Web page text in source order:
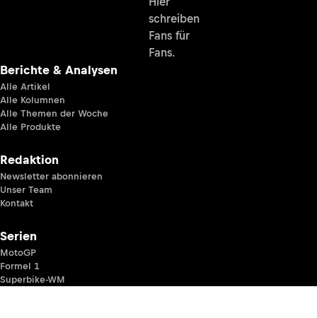
schreiben
Fans für
Fans.
Berichte & Analysen
Alle Artikel
Alle Kolumnen
Alle Themen der Woche
Alle Produkte
Redaktion
Newsletter abonnieren
Unser Team
Kontakt
Serien
MotoGP
Formel 1
Superbike-WM